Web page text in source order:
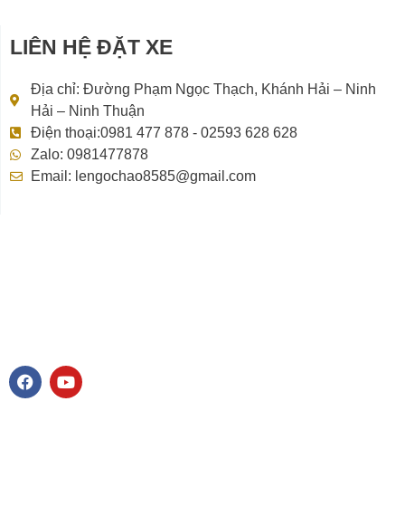
LIÊN HỆ ĐẶT XE
Địa chỉ: Đường Phạm Ngọc Thạch, Khánh Hải – Ninh
Hải – Ninh Thuận
Điện thoại:0981 477 878 - 02593 628 628
Zalo: 0981477878
Email: lengochao8585@gmail.com
F
a
Y
o